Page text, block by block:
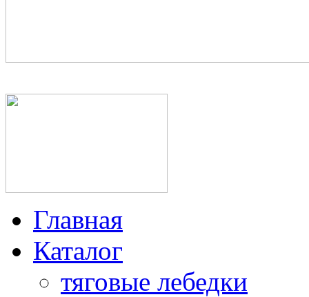
Главная
Каталог
тяговые лебедки